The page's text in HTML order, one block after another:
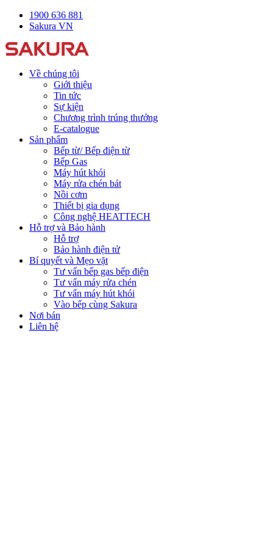
1900 636 881
Sakura VN
Về chúng tôi
Giới thiệu
Tin tức
Sự kiện
Chương trình trúng thưởng
E-catalogue
Sản phẩm
Bếp từ/ Bếp điện từ
Bếp Gas
Máy hút khói
Máy rửa chén bát
Nồi cơm
Thiết bị gia dụng
Công nghệ HEATTECH
Hỗ trợ và Bảo hành
Hỗ trợ
Bảo hành điện tử
Bí quyết và Mẹo vặt
Tư vấn bếp gas bếp điện
Tư vấn máy rửa chén
Tư vấn máy hút khói
Vào bếp cùng Sakura
Nơi bán
Liên hệ